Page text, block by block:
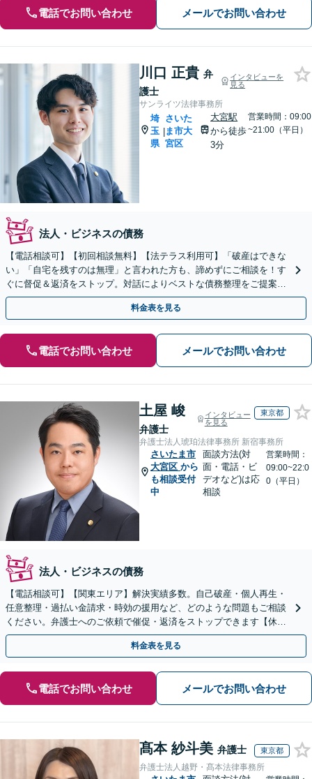
電話でお問い合わせ メールでお問い合わせ
川口 正貴 弁
護士
インタビューを
見る
サンライツ法律事務所
埼
玉
県
|
さいた
ま市大
宮区
大宮駅
から徒歩
3分
営業時間：09:00
~21:00（平日）
法人・ビジネスの債務
【電話相談可】【初回相談無料】【法テラス利用可】「破産はできな
い」「自宅を残すのは無理」と言われた方も、諦めずにご相談を！す
ぐに督促＆返済をストップ。対話によりベストな債務整理をご提案し
ます。法人破産も実績多数【完全個室】【大宮駅3分】
料金表を見る
電話でお問い合わせ メールでお問い合わせ
土屋 峻
弁護士
インタビュー
を見る
東京都
弁護士法人琥珀法律事務所 新宿事務所
さいたま市
大宮区 から
も相談受付
中
面談方法(対
面・電話・ビ
デオなど)は応
相談
営業時間：
09:00~22:0
0（平日）
法人・ビジネスの債務
【電話相談可】【関東エリア】解決実績多数。自己破産・個人再生・
任意整理・過払い金請求・時効の援用など、どのような問題もご相談
ください。弁護士へのご依頼で催促・返済をストップできます【休
日・夜間相談可】【分割払い可】【初回相談無料】
料金表を見る
電話でお問い合わせ メールでお問い合わせ
髙本 紗斗美 弁護士 東京都
弁護士法人越野・髙本法律事務所